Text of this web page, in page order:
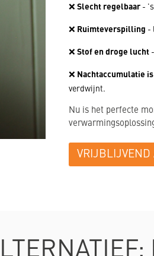
❌ Slecht regelbaar- 's
❌ Ruimteverspilling -
❌ Stof en droge lucht-
❌ Nachtaccumulatie
verdwijnt.
Nu is het perfecte
VRIJBLIJVEND